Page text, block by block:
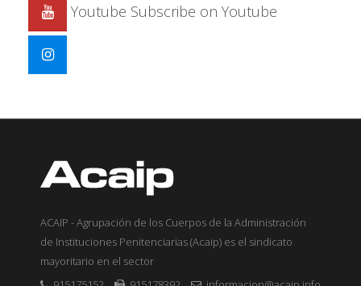
Youtube Subscribe on Youtube
ACAIP - Agrupación de los Cuerpos de la Administración
de Instituciones Penitenciarias (Acaip) es el sindicato
mayoritario en el sector